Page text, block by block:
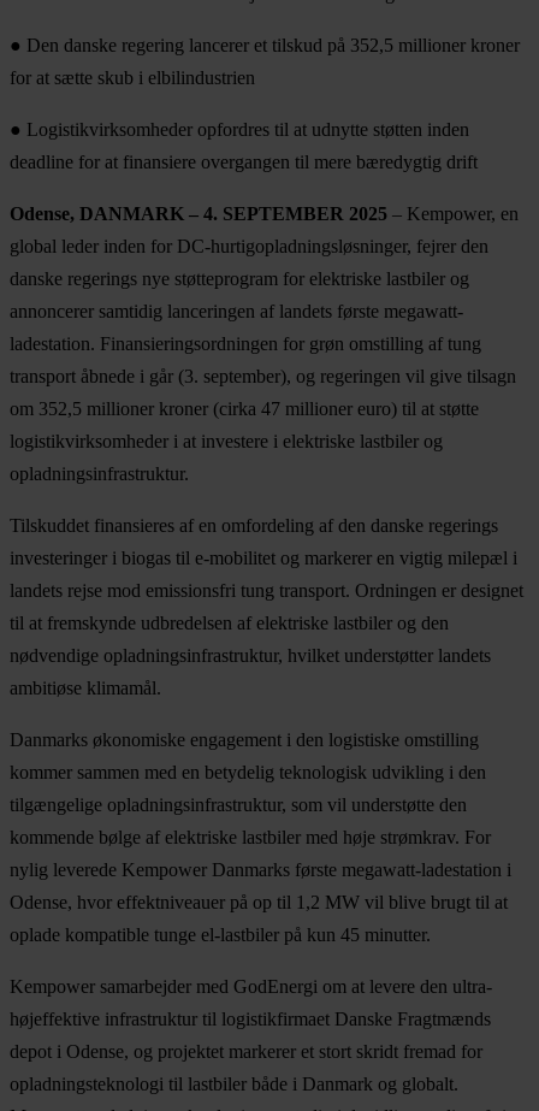
● Den danske regering lancerer et tilskud på 352,5 millioner kroner
for at sætte skub i elbilindustrien
● Logistikvirksomheder opfordres til at udnytte støtten inden
deadline for at finansiere overgangen til mere bæredygtig drift
Odense, DANMARK – 4. SEPTEMBER 2025 – Kempower, en
global leder inden for DC-hurtigopladningsløsninger, fejrer den
danske regerings nye støtteprogram for elektriske lastbiler og
annoncerer samtidig lanceringen af landets første megawatt-
ladestation. Finansieringsordningen for grøn omstilling af tung
transport åbnede i går (3. september), og regeringen vil give tilsagn
om 352,5 millioner kroner (cirka 47 millioner euro) til at støtte
logistikvirksomheder i at investere i elektriske lastbiler og
opladningsinfrastruktur.
Tilskuddet finansieres af en omfordeling af den danske regerings
investeringer i biogas til e-mobilitet og markerer en vigtig milepæl i
landets rejse mod emissionsfri tung transport. Ordningen er designet
til at fremskynde udbredelsen af elektriske lastbiler og den
nødvendige opladningsinfrastruktur, hvilket understøtter landets
ambitiøse klimamål.
Danmarks økonomiske engagement i den logistiske omstilling
kommer sammen med en betydelig teknologisk udvikling i den
tilgængelige opladningsinfrastruktur, som vil understøtte den
kommende bølge af elektriske lastbiler med høje strømkrav. For
nylig leverede Kempower Danmarks første megawatt-ladestation i
Odense, hvor effektniveauer på op til 1,2 MW vil blive brugt til at
oplade kompatible tunge el-lastbiler på kun 45 minutter.
Kempower samarbejder med GodEnergi om at levere den ultra-
højeffektive infrastruktur til logistikfirmaet Danske Fragtmænds
depot i Odense, og projektet markerer et stort skridt fremad for
opladningsteknologi til lastbiler både i Danmark og globalt.